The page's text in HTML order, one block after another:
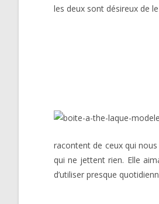
les deux sont désireux de
racontent de ceux qui
qui ne jettent rien. Elle
d’utiliser presque